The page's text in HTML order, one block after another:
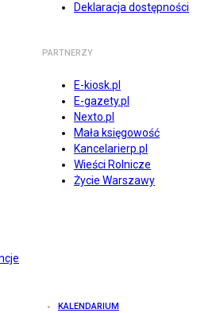
Deklaracja dostępności
PARTNERZY
E-kiosk.pl
E-gazety.pl
Nexto.pl
Mała księgowość
Kancelarierp.pl
Wieści Rolnicze
Życie Warszawy
KALENDARIUM